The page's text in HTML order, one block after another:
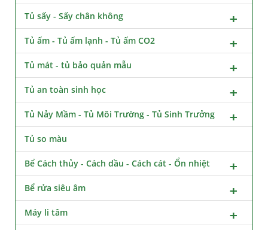
Tủ sấy - Sấy chân không
Tủ ấm - Tủ ấm lạnh - Tủ ấm CO2
Tủ mát - tủ bảo quản mẫu
Tủ an toàn sinh học
Tủ Nảy Mầm - Tủ Môi Trường - Tủ Sinh Trưởng
Tủ so màu
Bể Cách thủy - Cách dầu - Cách cát - Ổn nhiệt
Bể rửa siêu âm
Máy li tâm